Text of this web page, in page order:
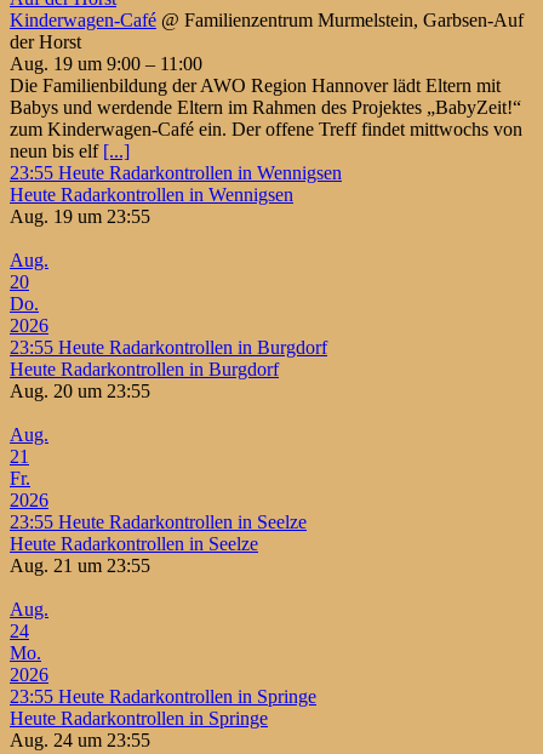
Kinderwagen-Café @ Familienzentrum Murmelstein, Garbsen-Auf
der Horst
Aug. 19 um 9:00 – 11:00
Die Familienbildung der AWO Region Hannover lädt Eltern mit
Babys und werdende Eltern im Rahmen des Projektes „BabyZeit!“
zum Kinderwagen-Café ein. Der offene Treff findet mittwochs von
neun bis elf [...]
23:55 Heute Radarkontrollen in Wennigsen
Heute Radarkontrollen in Wennigsen
Aug. 19 um 23:55
Aug.
20
Do.
2026
23:55 Heute Radarkontrollen in Burgdorf
Heute Radarkontrollen in Burgdorf
Aug. 20 um 23:55
Aug.
21
Fr.
2026
23:55 Heute Radarkontrollen in Seelze
Heute Radarkontrollen in Seelze
Aug. 21 um 23:55
Aug.
24
Mo.
2026
23:55 Heute Radarkontrollen in Springe
Heute Radarkontrollen in Springe
Aug. 24 um 23:55